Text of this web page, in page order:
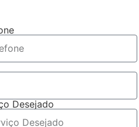
Desejado